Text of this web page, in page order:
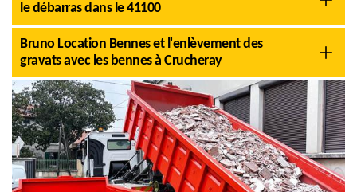
le débarras dans le 41100
Bruno Location Bennes et l'enlèvement des
gravats avec les bennes à Crucheray